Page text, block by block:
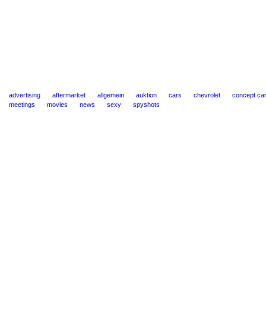
advertising aftermarket allgemein auktion cars chevrolet
concept
meetings
movies news sexy spyshots